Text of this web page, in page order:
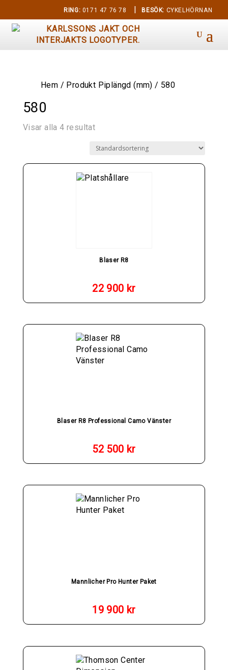
RING: 0171 47 76 78 | BESÖK: CYKELHÖRNAN
Hem / Produkt Piplängd (mm) / 580
580
Visar alla 4 resultat
Blaser R8
22 900 kr
Blaser R8 Professional Camo Vänster
52 500 kr
Mannlicher Pro Hunter Paket
19 900 kr